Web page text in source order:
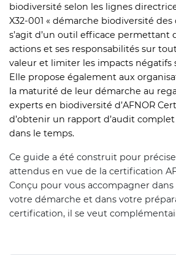
biodiversité selon les lignes
X32-001 « démarche biodiversité des
s’agit d’un outil efficace permettant
actions et ses responsabilités sur
valeur et limiter les impacts négatifs
Elle propose également aux
la maturité de leur démarche au
experts en biodiversité d’AFNOR
d’obtenir un rapport d’audit
dans le temps.
Ce guide a été construit pour
attendus en vue de la certification
Conçu pour vous accompagner
votre démarche et dans votre
certification, il se veut